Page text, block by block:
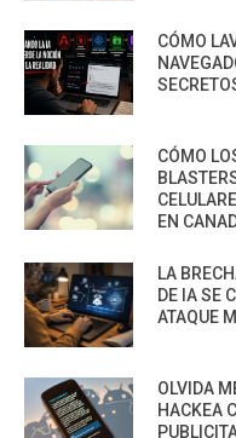
CÓMO
CÓMO
EN
LA
DE IA SE
ATAQUE
OLVIDA
HACKEA